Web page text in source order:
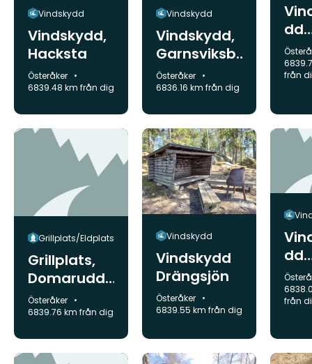
Vindskydd
Vindskydd,
Hacksta
Kommun:
Österåker
6839.48 km från dig
Vindskydd
Vindskydd,
Garnsviksb
adet
Kommun:
Österåker
6836.16 km från dig
dd
från
Grillplats/Eldplats
Grillplats,
Domarudde
ns badplats
Kommun:
Österåker
6839.76 km från dig
Vindskydd
Vindskydd
Drängsjön
Kommun:
Österåker
6839.55 km från dig
dd
från